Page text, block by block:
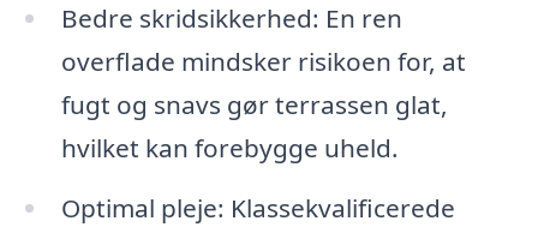
Bedre skridsikkerhed: En ren
overflade mindsker risikoen for, at
fugt og snavs gør terrassen glat,
hvilket kan forebygge uheld.
Optimal pleje: Klassekvalificerede